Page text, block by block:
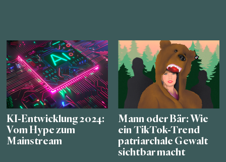
KI-Entwicklung 2024:
Vom Hype zum
Mainstream
Mann oder Bär: Wie
ein TikTok-Trend
patriarchale Gewalt
sichtbar macht